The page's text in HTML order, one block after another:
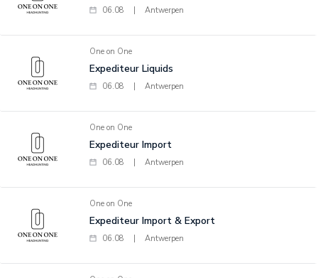
06.08 Antwerpen
One on One
Expediteur Liquids
06.08 Antwerpen
One on One
Expediteur Import
06.08 Antwerpen
One on One
Expediteur Import & Export
06.08 Antwerpen